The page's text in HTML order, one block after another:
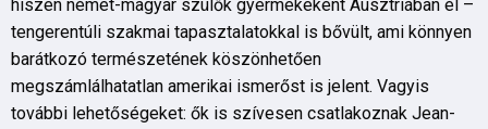
hiszen német-magyar szülők gyermekeként Ausztriában él –
tengerentúli szakmai tapasztalatokkal is bővült, ami könnyen
barátkozó természetének köszönhetően
megszámlálhatatlan amerikai ismerőst is jelent. Vagyis
további lehetőségeket: ők is szívesen csatlakoznak Jean-